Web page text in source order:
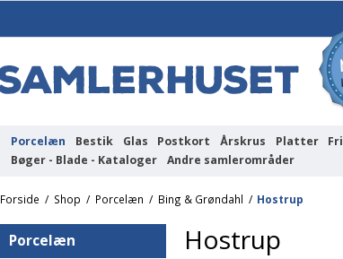
Porcelæn Bestik Glas Postkort Årskrus Platter
Bøger - Blade - Kataloger
Andre samlerområder
Forside / Shop / Porcelæn / Bing & Grøndahl / Hostrup
Porcelæn Hostrup